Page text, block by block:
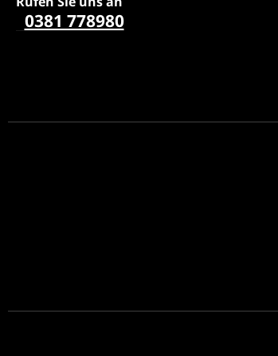
0381 778980